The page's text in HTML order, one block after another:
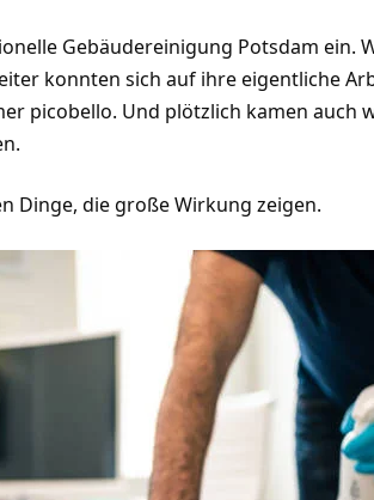
Gebäudereinigung Potsdam ein.
konnten sich auf ihre eigentliche
picobello. Und plötzlich kamen auch
Dinge, die große Wirkung zeigen.